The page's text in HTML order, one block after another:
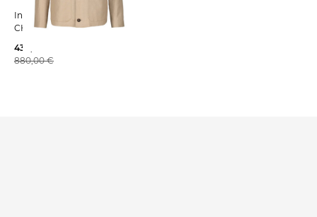
Incotex | Herren Jacke
CHORE
439,99 €
880,00 €